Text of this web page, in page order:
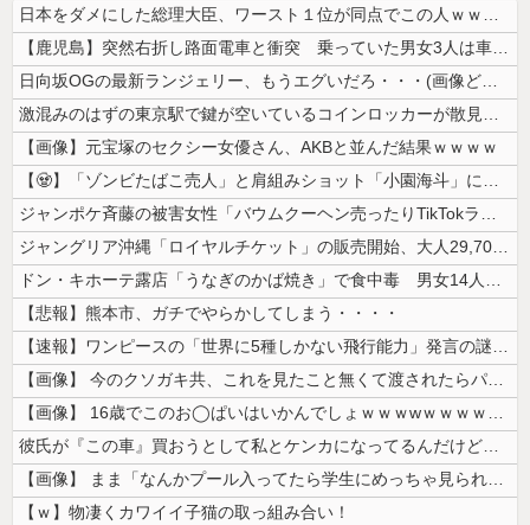
日本をダメにした総理大臣、ワースト１位が同点でこの人ｗｗｗｗｗｗ
【鹿児島】突然右折し路面電車と衝突 乗っていた男女3人は車を放置しダッ...
日向坂OGの最新ランジェリー、もうエグいだろ・・・(画像どーん)
激混みのはずの東京駅で鍵が空いているコインロッカーが散見、「ラッキー」...
【画像】元宝塚のセクシー女優さん、AKBと並んだ結果ｗｗｗｗ
【🧟】「ゾンビたばこ売人」と肩組みショット「小園海斗」に注がれる“厳...
ジャンポケ斉藤の被害女性「バウムクーヘン売ったりTikTokライブして...
ジャングリア沖縄「ロイヤルチケット」の販売開始、大人29,700円にｗ...
ドン・キホーテ露店「うなぎのかば焼き」で食中毒 男女14人が発熱や腹痛...
【悲報】熊本市、ガチでやらかしてしまう・・・・
【速報】ワンピースの「世界に5種しかない飛行能力」発言の謎が解けるww...
【画像】 今のクソガキ共、これを見たこと無くて渡されたらパニクるらしい...
【画像】 16歳でこのお◯ぱいはいかんでしょｗｗｗwｗｗｗｗｗｗｗｗ❤
彼氏が『この車』買おうとして私とケンカになってるんだけどｗｗｗｗｗｗ
【画像】 まま「なんかプール入ってたら学生にめっちゃ見られたw」
【ｗ】物凄くカワイイ子猫の取っ組み合い！